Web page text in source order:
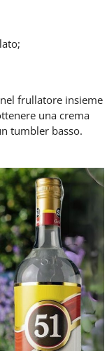
frullatore insieme
una crema
tumbler basso.